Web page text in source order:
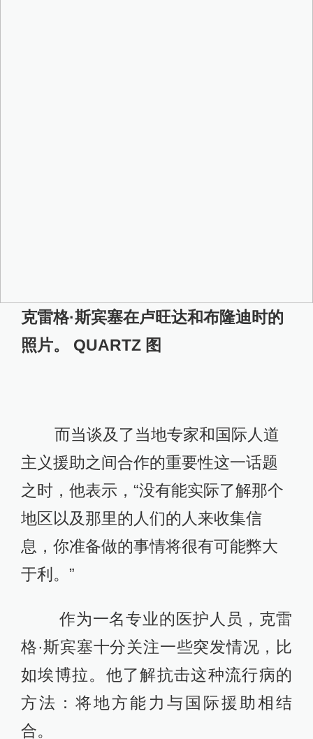
克雷格·斯宾塞在卢旺达和布隆迪时的
照片。 QUARTZ 图
而当谈及了当地专家和国际人道
主义援助之间合作的重要性这一话题
之时，他表示，“没有能实际了解那个
地区以及那里的人们的人来收集信
息，你准备做的事情将很有可能弊大
于利。”
作为一名专业的医护人员，克雷
格·斯宾塞十分关注一些突发情况，比
如埃博拉。他了解抗击这种流行病的
方法：将地方能力与国际援助相结
合。